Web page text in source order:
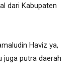
dari Kabupaten
Haviz ya,
juga putra daerah